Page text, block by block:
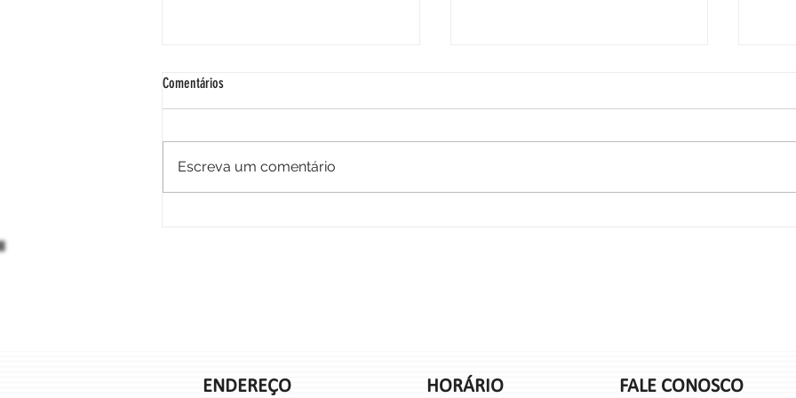
Palmilhas posturais
Comentários
Escreva um comentário
ENDEREÇO HORÁRIO FALE CONOSCO